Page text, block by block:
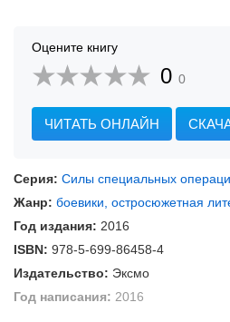
Оцените книгу
0 0
ЧИТАТЬ ОНЛАЙН
Серия: Силы специальных
Жанр: боевики, остросюжетная
Год издания: 2016
ISBN: 978-5-699-86458-4
Издательство: Эксмо
Год написания: 2016